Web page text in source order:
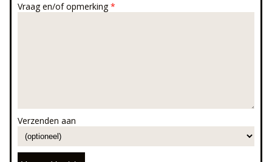
Vraag en/of opmerking*
Verzenden aan